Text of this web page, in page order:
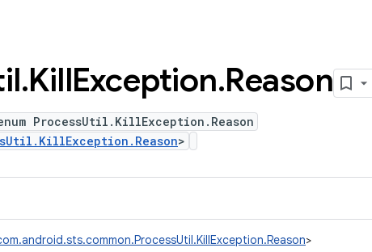
.KillException.Reason
ProcessUtil.KillException.Reason
>
>